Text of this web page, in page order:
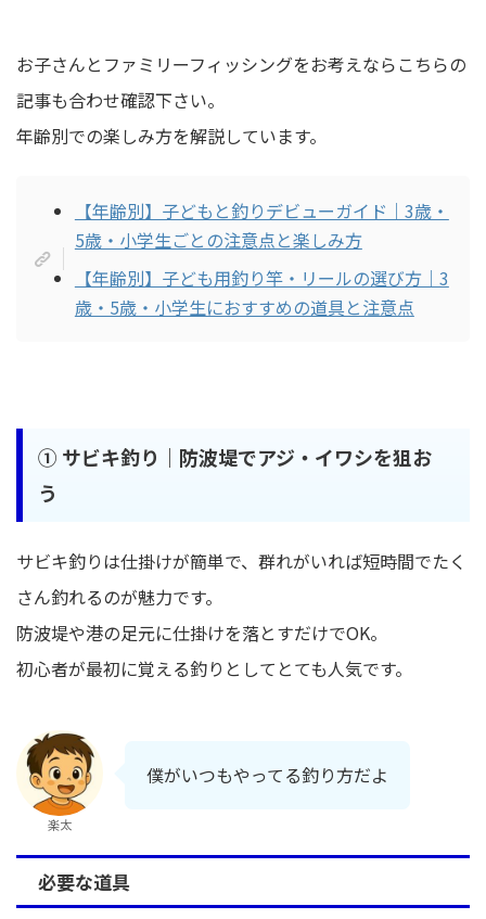
お子さんとファミリーフィッシングをお考えならこちらの
記事も合わせ確認下さい。
年齢別での楽しみ方を解説しています。
【年齢別】子どもと釣りデビューガイド｜3歳・
5歳・小学生ごとの注意点と楽しみ方
【年齢別】子ども用釣り竿・リールの選び方｜3
歳・5歳・小学生におすすめの道具と注意点
① サビキ釣り｜防波堤でアジ・イワシを狙お
う
サビキ釣りは仕掛けが簡単で、群れがいれば短時間でたく
さん釣れるのが魅力です。
防波堤や港の足元に仕掛けを落とすだけでOK。
初心者が最初に覚える釣りとしてとても人気です。
楽太
僕がいつもやってる釣り方だよ
必要な道具